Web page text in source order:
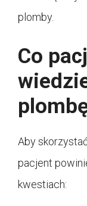
plomby.
Co
Aby
pacjent
kwestiach: